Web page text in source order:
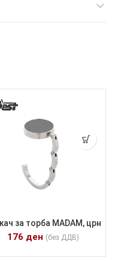
за торба MADAM, црн
176 ден (без ДДВ)